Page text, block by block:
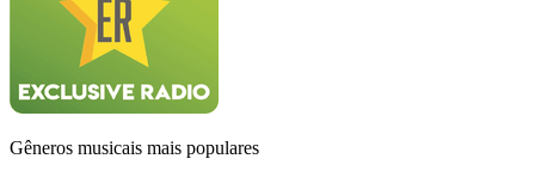
Gêneros musicais mais populares